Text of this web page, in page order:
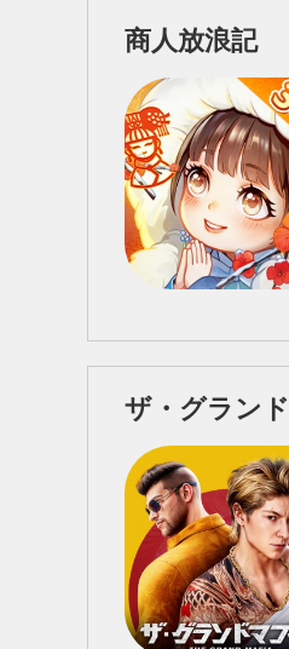
商人放浪記
ザ・グラン